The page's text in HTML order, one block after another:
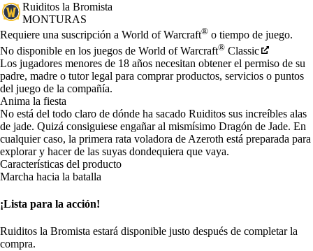
Ruiditos la Bromista
MONTURAS
Precio
Available actions
Requiere una suscripción a World of Warcraft® o tiempo de juego.
No disponible en los juegos de World of Warcraft® Classic
Los jugadores menores de 18 años necesitan obtener el permiso de su
padre, madre o tutor legal para comprar productos, servicios o puntos
del juego de la compañía.
Anima la fiesta
No está del todo claro de dónde ha sacado Ruiditos sus increíbles alas
de jade. Quizá consiguiese engañar al mismísimo Dragón de Jade. En
cualquier caso, la primera rata voladora de Azeroth está preparada para
explorar y hacer de las suyas dondequiera que vaya.
Características del producto
Marcha hacia la batalla
¡Lista para la acción!
Ruiditos la Bromista estará disponible justo después de completar la
compra.